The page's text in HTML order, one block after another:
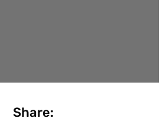
Share: